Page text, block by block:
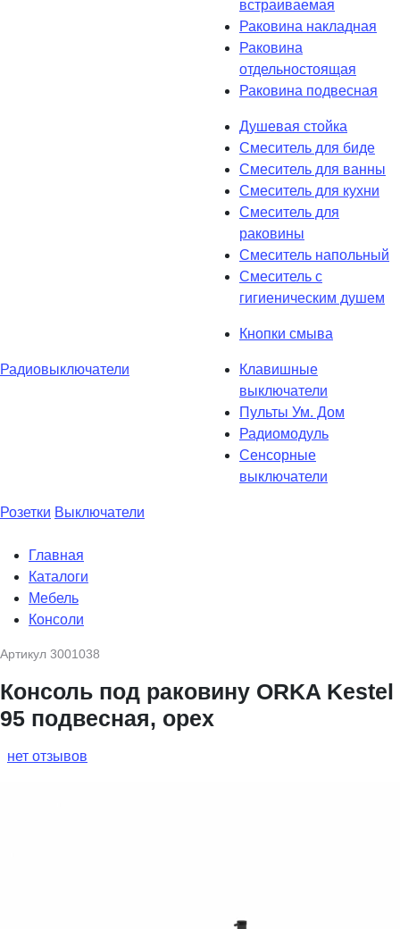
встраиваемая
Раковина накладная
Раковина
отдельностоящая
Раковина подвесная
Душевая стойка
Смеситель для биде
Смеситель для ванны
Смеситель для кухни
Смеситель для
раковины
Смеситель напольный
Смеситель с
гигиеническим душем
Кнопки смыва
Радиовыключатели
Клавишные
выключатели
Пульты Ум. Дом
Радиомодуль
Сенсорные
выключатели
Розетки Выключатели
Главная
Каталоги
Мебель
Консоли
Артикул 3001038
Консоль под раковину ORKA Kestel
95 подвесная, орех
нет отзывов